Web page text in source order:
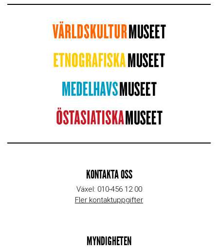
KONTAKTA OSS
Växel: 010-456 12 00
Fler kontaktuppgifter
MYNDIGHETEN